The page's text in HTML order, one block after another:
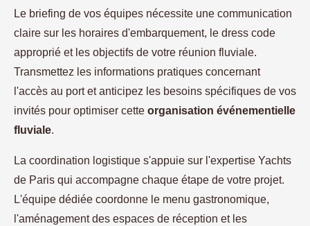
Le briefing de vos équipes nécessite une communication
claire sur les horaires d'embarquement, le dress code
approprié et les objectifs de votre réunion fluviale.
Transmettez les informations pratiques concernant
l'accès au port et anticipez les besoins spécifiques de vos
invités pour optimiser cette organisation événementielle
fluviale.
La coordination logistique s'appuie sur l'expertise Yachts
de Paris qui accompagne chaque étape de votre projet.
L'équipe dédiée coordonne le menu gastronomique,
l'aménagement des espaces de réception et les